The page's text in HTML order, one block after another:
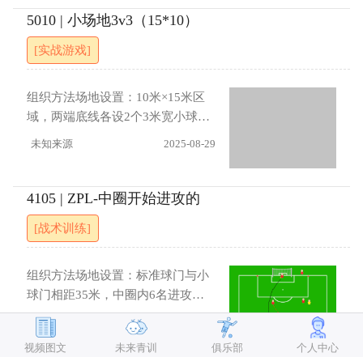
进攻速度；门将指挥防线，保持防
守阵型紧凑；断球后快速转移，利
用场地宽度反击。进展：接球后8秒
内必须完成射门；
罚球区前，两个禁区角各站1名防守
队员。中场队员传球至边路启动练
习，边路队员接球后形成1v1。突
破成功后传中，中场队员插上参与
进攻。防守方断球后反击目标线，
完成后攻防角色轮转。指导要点进
站位；运用变向、变速突破防守，
点要占据有利位置，中场及时插上
接应。防守 ：中卫盯防插上队员；
断球后快速组织反击，利用场地宽
度。进展：加强进攻 ：允许同侧边
路队员套上支援，或前锋拉边接应
（限1次触球）强化防守 ：设置越
须完成进攻；限制中场队员插上支
援
5010 | 小场地3v3（15*10）
[实战游戏]
组织方法场地设置：10米×15米区
域，两端底线各设2个3米宽小球门
（共4个）。两队各5人，每队3人
分（需传球给底线队友完成换位）
防守方抢断后反击得分 ：1分指导
要点利用宽度横向转移，寻找小球
门突破空隙；突破后快速传球到底
线，保持轮转流畅封堵小球门线
路，迫使对手横向移动；抢断后立
即分边或直传反击进展取消小球
门，运球通过底线即得1分（限2次
触球）底线后15米设置球门，需射
未知来源 2025-08-29
4105 | ZPL-中圈开始进攻的
[战术训练]
组织方法场地设置：标准球门与小
球门相距35米，中圈内6名进攻队
员，罚球区附近2名防守队员。守门
员长传至中圈，进攻队员接球后形
成2v2（1名防守队员压迫，另1名
ZPL
视频图文 未来青训 俱乐部 个人中心